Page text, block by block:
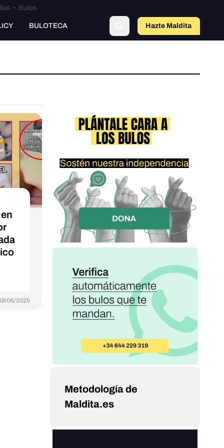
• Bulos
BULOTECA Hazte Maldita
06/2025
Metodología de
Maldita.es